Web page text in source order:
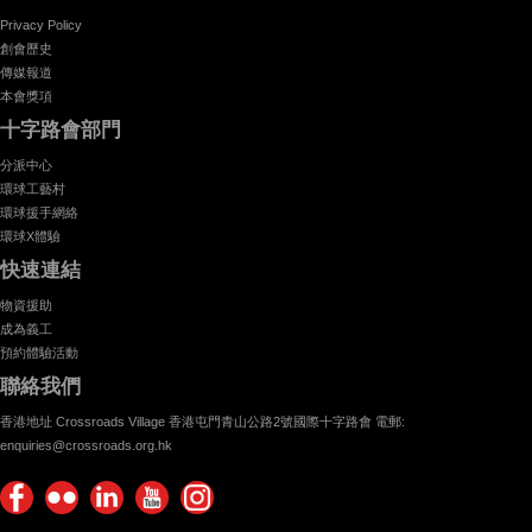
Privacy Policy
創會歷史
傳媒報道
本會獎項
十字路會部門
分派中心
環球工藝村
環球援手網絡
環球X體驗
快速連結
物資援助
成為義工
預約體驗活動
聯絡我們
香港地址 Crossroads Village 香港屯門青山公路2號國際十字路會 電郵:
enquiries@crossroads.org.hk